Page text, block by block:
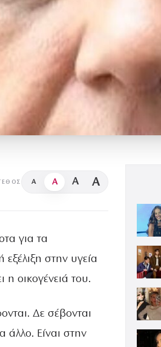
A A A A
για τα
στην υγεία
οικογένειά του.
Δε σέβονται
άλλο. Είναι στην